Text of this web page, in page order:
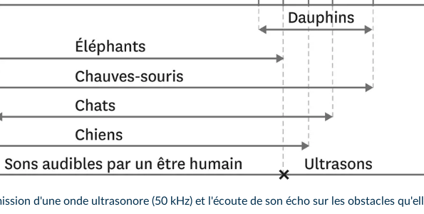
d'une onde ultrasonore (50 kHz) et l'écoute de son écho sur les obstacles